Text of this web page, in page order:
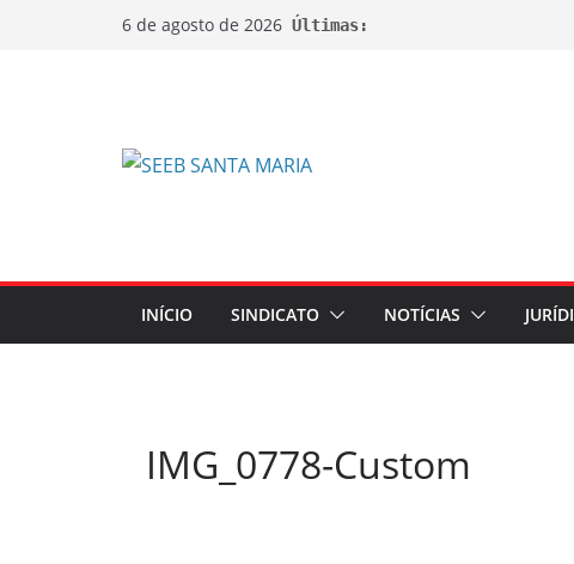
6 de agosto de 2026 Últimas:
INÍCIO SINDICATO NOTÍCIAS
IMG_0778-Custom